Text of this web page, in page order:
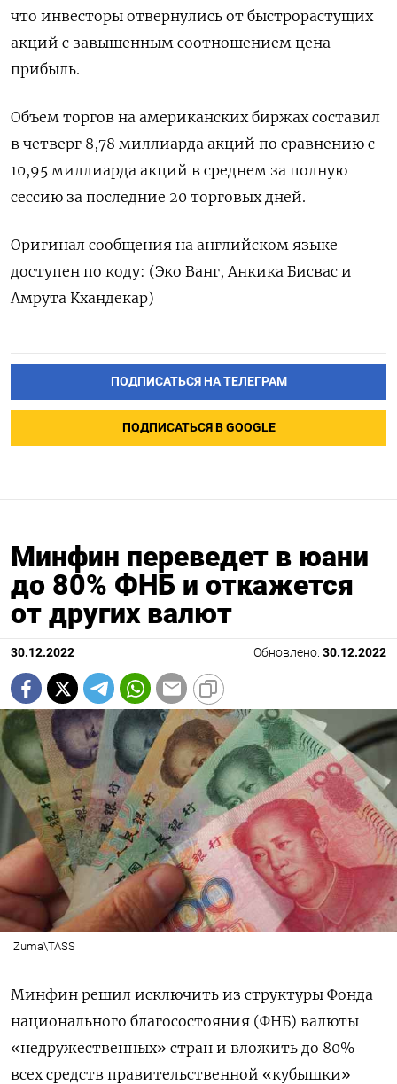
что инвесторы отвернулись от быстрорастущих
акций с завышенным соотношением цена-
прибыль.
Объем торгов на американских биржах составил
в четверг 8,78 миллиарда акций по сравнению с
10,95 миллиарда акций в среднем за полную
сессию за последние 20 торговых дней.
Оригинал сообщения на английском языке
доступен по коду: (Эко Ванг, Анкика Бисвас и
Амрута Кхандекар)
ПОДПИСАТЬСЯ НА ТЕЛЕГРАМ
ПОДПИСАТЬСЯ В GOOGLE
Минфин переведет в юани
до 80% ФНБ и откажется
от других валют
30.12.2022 Обновлено: 30.12.2022
Zuma\TASS
Минфин решил исключить из структуры Фонда
национального благосостояния (ФНБ) валюты
«недружественных» стран и вложить до 80%
всех средств правительственной «кубышки»